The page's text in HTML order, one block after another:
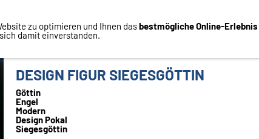
DESIGN FIGUR SIEGESGÖTTIN
Göttin
Engel
Modern
Design Pokal
Siegesgöttin
zu optimieren und Ihnen dasbestmögliche Online-Erlebnis
damit einverstanden.